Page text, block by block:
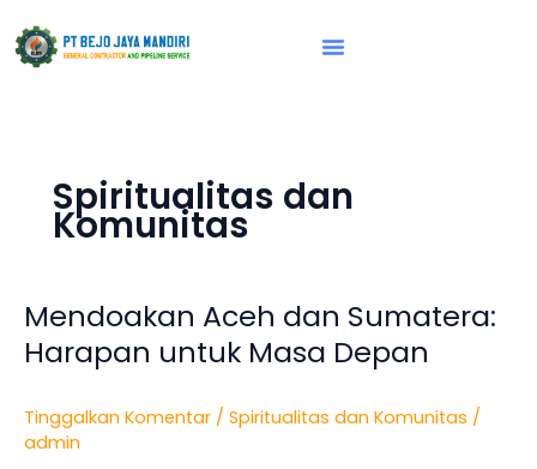
ke
konten
Spiritualitas dan
Komunitas
Mendoakan Aceh dan Sumatera:
Harapan untuk Masa Depan
Tinggalkan Komentar / Spiritualitas dan Komunitas /
admin
Mendoakan
Aceh
dan
Harapan
untuk